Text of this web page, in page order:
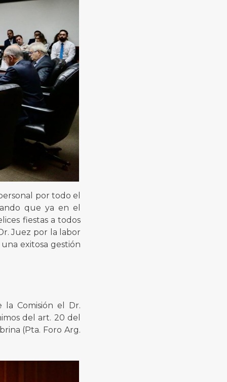
por todo el
que ya en el
fiestas a todos
Juez por la labor
exitosa gestión
la Comisión el Dr.
del art. 20 del
(Pta. Foro Arg.